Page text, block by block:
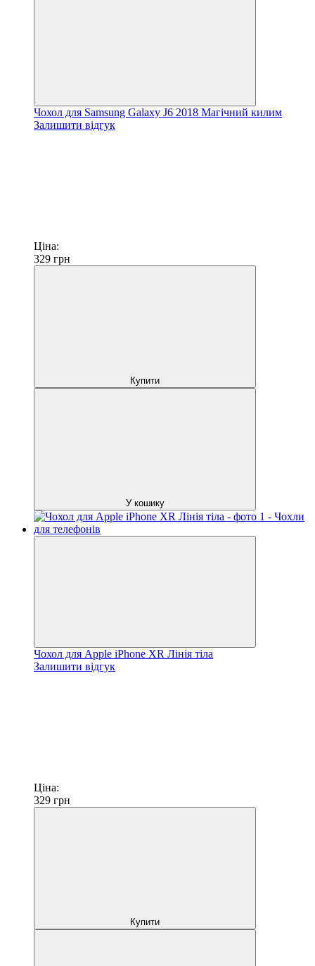
Чохол для Samsung Galaxy J6 2018 Магічний килим
Залишити відгук
Ціна:
329 грн
Купити
У кошику
Чохол для Apple iPhone XR Лінія тіла
Залишити відгук
Ціна:
329 грн
Купити